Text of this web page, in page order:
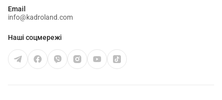
Email
info@kadroland.com
Наші соцмережі